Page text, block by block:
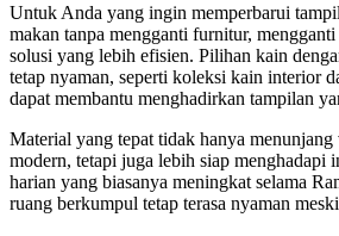
Untuk Anda yang ingin memperbarui
makan tanpa mengganti furnitur,
solusi yang lebih efisien. Pilihan kain
tetap nyaman, seperti koleksi kain interior
dapat membantu menghadirkan tampilan
Material yang tepat tidak hanya
modern, tetapi juga lebih siap menghadapi
harian yang biasanya meningkat selama
ruang berkumpul tetap terasa nyaman